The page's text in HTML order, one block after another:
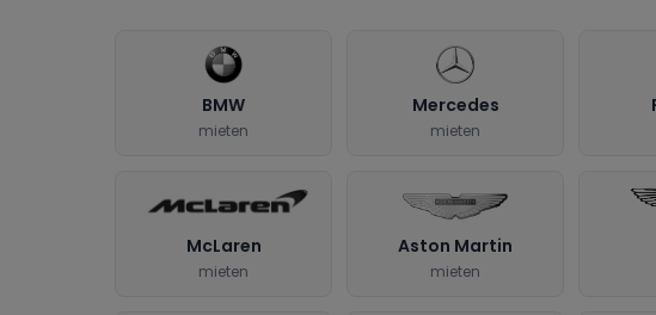
BMW
mieten
Mercedes
mieten
McLaren
mieten
Aston Martin
mieten